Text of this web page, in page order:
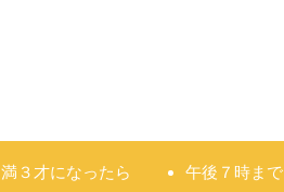
満３才になったら 午後７時まで